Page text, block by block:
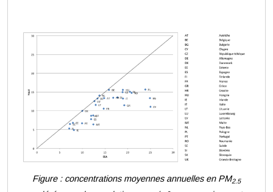
Figure : concentrations moyennes annuelles en PM2.5